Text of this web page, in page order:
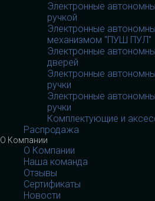
Электронные
ручкой
Электронные
механизмом "ПУШ ПУЛ"
Электронные
дверей
Электронные
ручки
Электронные
ручки
Комплектующие и
Распродажа
О Компании
О Компании
Наша команда
Отзывы
Сертификаты
Новости